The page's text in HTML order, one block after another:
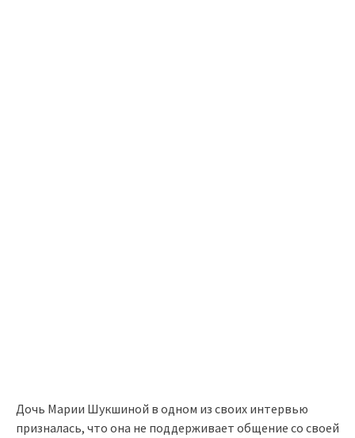
Дочь Марии Шукшиной в одном из своих интервью
призналась, что она не поддерживает общение со своей